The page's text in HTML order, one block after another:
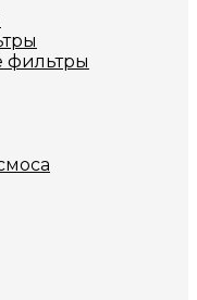
фильтры